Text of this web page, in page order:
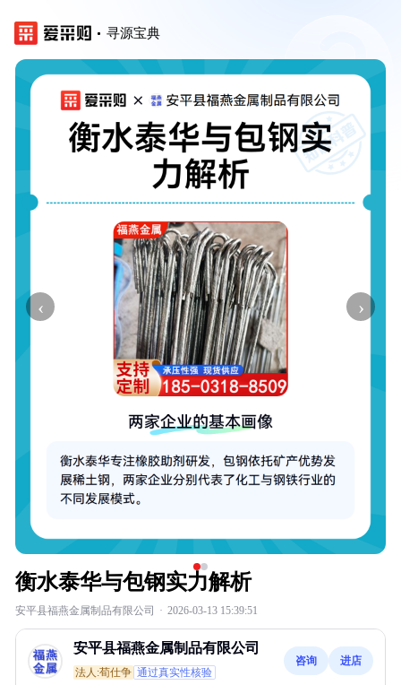
寻源宝典
‹ ›
衡水泰华与包钢实力解析
安平县福燕金属制品有限公司 · 2026-03-13 15:39:51
安平县福燕金属制品有限公司
法人:荀仕争 通过真实性核验
咨询 进店